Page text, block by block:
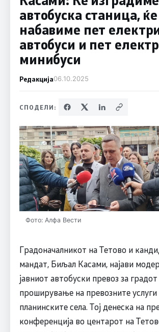
автобуска станица, ќе
набавиме пет
автобуси и пет
минибуси
Редакција06.10.2025
СПОДЕЛИ:
Фото: Алфа Вести
Градоначалникот на Тетовo и
мандат, Биљал Касами, најави
јавниот автобуски превоз за
проширување на превозните
планинските села. Тој денеска на
конференција во центарот на